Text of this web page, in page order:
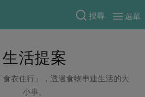
搜尋
選單
當令水果
蕈菇類
生活提案
衣住行」，透過食物串連生活的大
小事。